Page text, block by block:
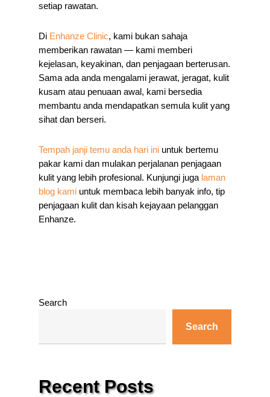
setiap rawatan.
Di Enhanze Clinic, kami bukan sahaja
memberikan rawatan — kami memberi
kejelasan, keyakinan, dan penjagaan berterusan.
Sama ada anda mengalami jerawat, jeragat, kulit
kusam atau penuaan awal, kami bersedia
membantu anda mendapatkan semula kulit yang
sihat dan berseri.
Tempah janji temu anda hari ini untuk bertemu
pakar kami dan mulakan perjalanan penjagaan
kulit yang lebih profesional. Kunjungi juga laman
blog kami untuk membaca lebih banyak info, tip
penjagaan kulit dan kisah kejayaan pelanggan
Enhanze.
Search
Search
Recent Posts